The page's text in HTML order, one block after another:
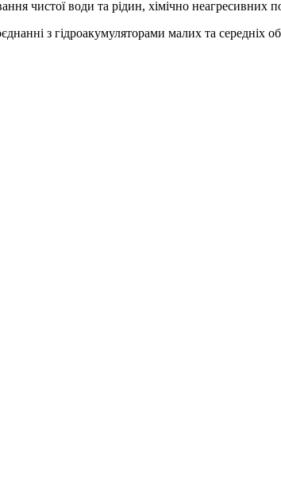
чистої води та рідин, хімічно неагресивних
з гідроакумуляторами малих та середніх